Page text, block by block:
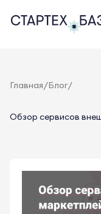
Главная/Блог/
Обзор сервисов